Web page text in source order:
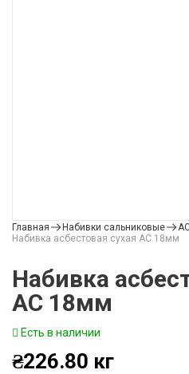
Главная Набивки сальниковые
Набивка асбестовая сухая АС 18мм
Набивка
АС 18мм
Есть в наличии
₴226.80 кг